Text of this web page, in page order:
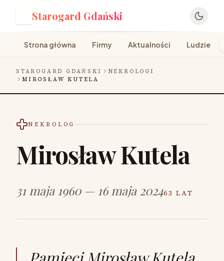
Starogard Gdański
Strona główna Firmy Aktualności Ludzie
STAROGARD GDAŃSKI
NEKROLOGI
MIROSŁAW KUTELA
NEKROLOG
Mirosław Kutela
31 maja 1960 — 16 maja 202463 LAT